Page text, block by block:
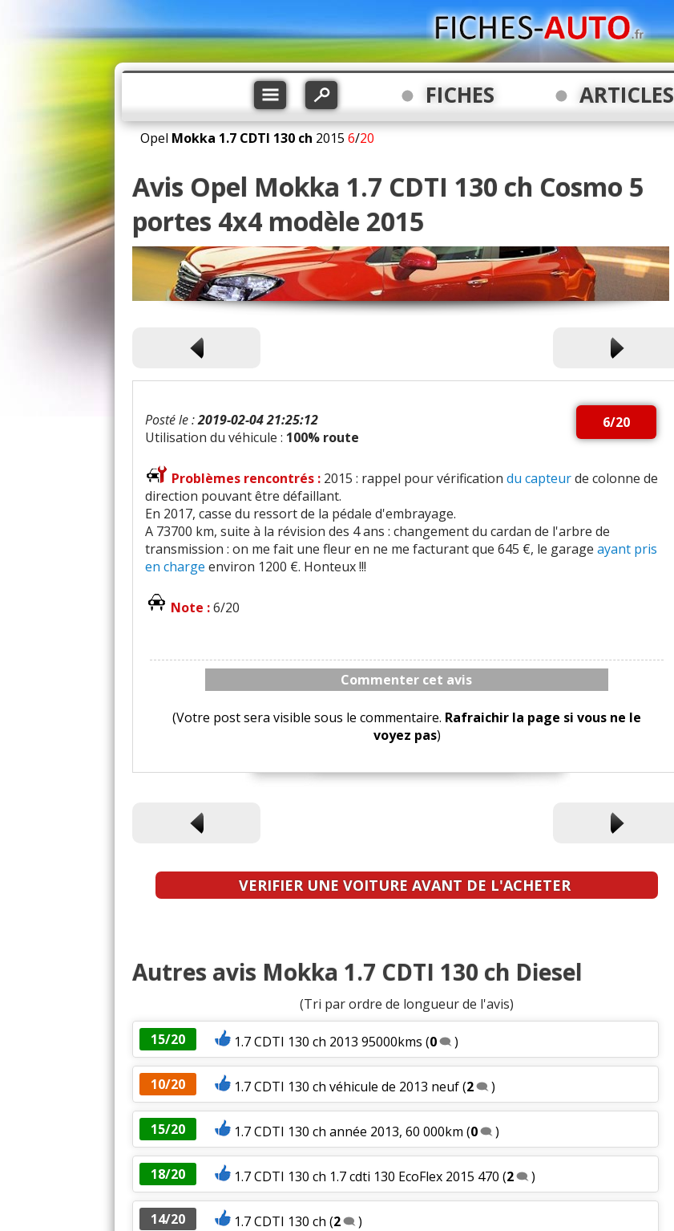
FICHES ARTICLES
Opel Mokka 1.7 CDTI 130 ch 2015 6/20
Avis Opel Mokka 1.7 CDTI 130 ch Cosmo 5
portes 4x4 modèle 2015
6/20
Posté le :2019-02-04 21:25:12
Utilisation du véhicule : 100% route
Problèmes rencontrés : 2015 : rappel pour vérification du capteurde colonne de
direction pouvant être défaillant.
En 2017, casse du ressort de la pédale d'embrayage.
A 73700 km, suite à la révision des 4 ans : changement du cardan de l'arbre de
transmission : on me fait une fleur en ne me facturant que 645 €, le garage ayant pris
en charge environ 1200 €. Honteux !!!
Note :6/20
Commenter cet avis
(Votre post sera visible sous le commentaire. Rafraichir la page si vous ne le
voyez pas)
VERIFIER UNE VOITURE AVANT DE L'ACHETER
Autres avis Mokka 1.7 CDTI 130 ch Diesel
(Tri par ordre de longueur de l'avis)
15/20
1.7 CDTI 130 ch 2013 95000kms (0 )
10/20 1.7 CDTI 130 ch véhicule de 2013 neuf(2 )
15/20 1.7 CDTI 130 ch année 2013, 60 000km (0 )
18/20 1.7 CDTI 130 ch 1.7 cdti 130 EcoFlex 2015 470 (2 )
14/20 1.7 CDTI 130 ch (2 )